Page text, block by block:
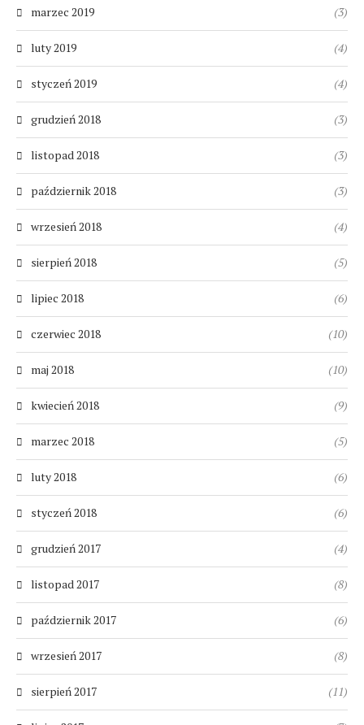
marzec 2019 (3)
luty 2019 (4)
styczeń 2019 (4)
grudzień 2018 (3)
listopad 2018 (3)
październik 2018 (3)
wrzesień 2018 (4)
sierpień 2018 (5)
lipiec 2018 (6)
czerwiec 2018 (10)
maj 2018 (10)
kwiecień 2018 (9)
marzec 2018 (5)
luty 2018 (6)
styczeń 2018 (6)
grudzień 2017 (4)
listopad 2017 (8)
październik 2017 (6)
wrzesień 2017 (8)
sierpień 2017 (11)